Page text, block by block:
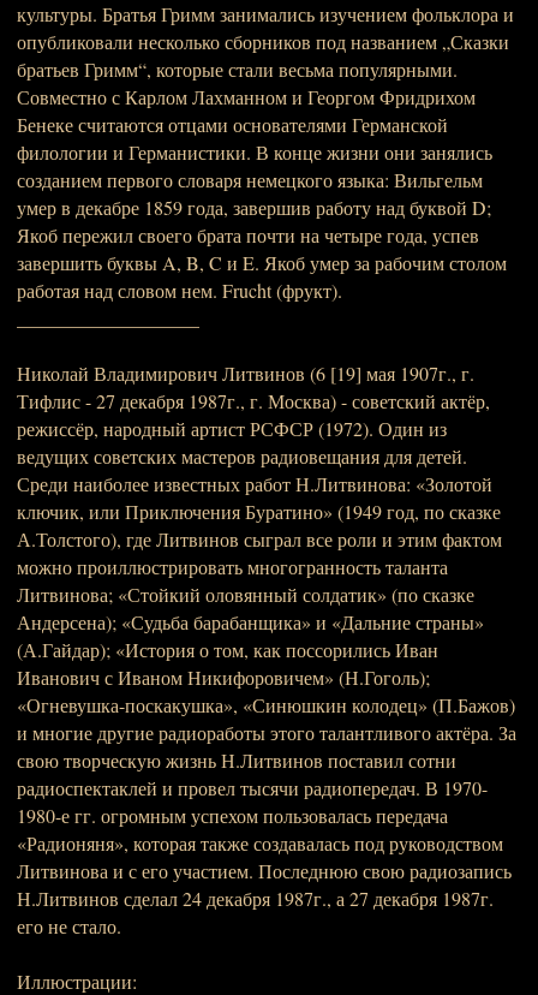
культуры. Братья Гримм занимались изучением фольклора и
опубликовали несколько сборников под названием „Сказки
братьев Гримм“, которые стали весьма популярными.
Совместно с Карлом Лахманном и Георгом Фридрихом
Бенеке считаются отцами основателями Германской
филологии и Германистики. В конце жизни они занялись
созданием первого словаря немецкого языка: Вильгельм
умер в декабре 1859 года, завершив работу над буквой D;
Якоб пережил своего брата почти на четыре года, успев
завершить буквы A, B, C и E. Якоб умер за рабочим столом
работая над словом нем. Frucht (фрукт).
Николай Владимирович Литвинов (6 [19] мая 1907г., г.
Тифлис - 27 декабря 1987г., г. Москва) - советский актёр,
режиссёр, народный артист РСФСР (1972). Один из
ведущих советских мастеров радиовещания для детей.
Среди наиболее известных работ Н.Литвинова: «Золотой
ключик, или Приключения Буратино» (1949 год, по сказке
А.Толстого), где Литвинов сыграл все роли и этим фактом
можно проиллюстрировать многогранность таланта
Литвинова; «Стойкий оловянный солдатик» (по сказке
Андерсена); «Судьба барабанщика» и «Дальние страны»
(А.Гайдар); «История о том, как поссорились Иван
Иванович с Иваном Никифоровичем» (Н.Гоголь);
«Огневушка-поскакушка», «Синюшкин колодец» (П.Бажов)
и многие другие радиоработы этого талантливого актёра. За
свою творческую жизнь Н.Литвинов поставил сотни
радиоспектаклей и провел тысячи радиопередач. В 1970-
1980-е гг. огромным успехом пользовалась передача
«Радионяня», которая также создавалась под руководством
Литвинова и с его участием. Последнюю свою радиозапись
Н.Литвинов сделал 24 декабря 1987г., а 27 декабря 1987г.
его не стало.
Иллюстрации: